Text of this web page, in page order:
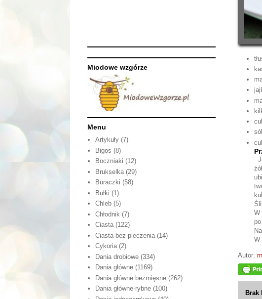
sól
W
W
Autor:
Brak
Miodowe wzgórze
Menu
Artykuły (7)
Bigos (8)
Boczniaki (12)
Brukselka (29)
Buraczki (58)
Bułki (1)
Chleb (5)
Chłodnik (7)
Ciasta (122)
Ciasta bez pieczenia (14)
Cykoria (2)
Dania drobiowe (334)
Dania główne (1169)
Dania główne bezmięsne (262)
Dania główne-rybne (100)